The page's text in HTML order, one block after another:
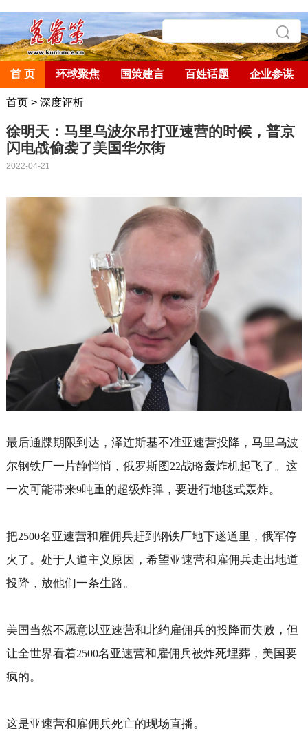
首 页 环球聚焦 国策建言 百姓话题 企业参谋
首页> 深度评析
徐明天：马里乌波尔吊打亚速营的时候，普京
闪电战偷袭了美国华尔街
2022-04-21
最后通牒期限到达，泽连斯基不准亚速营投降，马里乌波
尔钢铁厂一片静悄悄，俄罗斯图 22战略轰炸机起飞了。这
一次可能带来9吨重的超级炸弹，要进行地毯式轰炸。
把2500名亚速营和雇佣兵赶到钢铁厂地下遂道里，俄军停
火了。处于人道主义原因，希望亚速营和雇佣兵走出地道
投降，放他们一条生路。
美国当然不愿意以亚速营和北约雇佣兵的投降而失败，但
让全世界看着2500名亚速营和雇佣兵被炸死埋葬，美国要
疯的。
这是亚速营和雇佣兵死亡的现场直播。